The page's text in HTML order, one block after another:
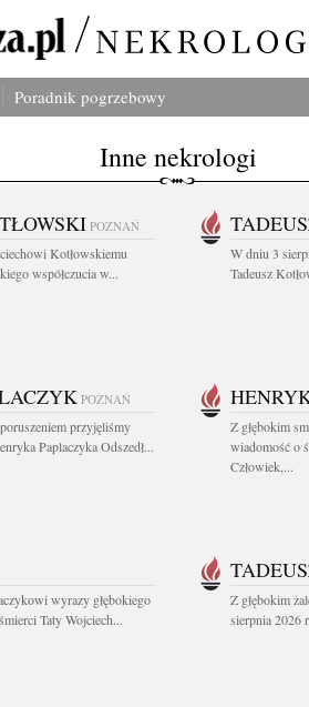
Poradnik pogrzebowy
Inne nekrologi
POZNAŃ
Kotłowskiemu
współczucia w...
W dniu 3
Tadeusz
POZNAŃ
przyjęliśmy
Paplaczyka Odszedł...
Z głębokim
wiadomość o
Człowiek,...
wyrazy głębokiego
Taty Wojciech...
Z głębokim
sierpnia 2026